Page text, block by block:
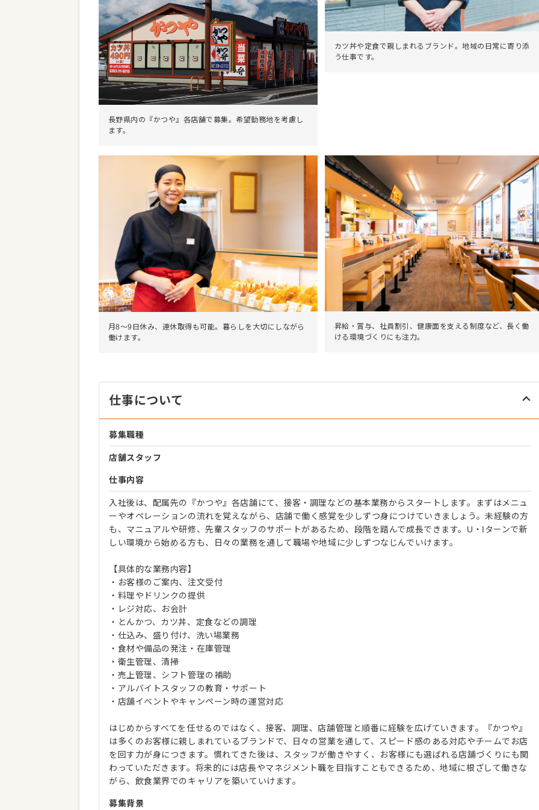
長野県内の『かつや』各店舗で募集。希望勤務地を考慮し
ます。
カツ丼や定食で親しまれるブランド。地域の日常に寄り添
う仕事です。
月8～9日休み、連休取得も可能。暮らしを大切にしながら
働けます。
昇給・賞与、社員割引、健康面を支える制度など、長く働
ける環境づくりにも注力。
仕事について
募集職種
店舗スタッフ
仕事内容
入社後は、配属先の『かつや』各店舗にて、接客・調理などの基本業務からスタートします。まずはメニュ
ーやオペレーションの流れを覚えながら、店舗で働く感覚を少しずつ身につけていきましょう。未経験の方
も、マニュアルや研修、先輩スタッフのサポートがあるため、段階を踏んで成長できます。U・Iターンで新
しい環境から始める方も、日々の業務を通して職場や地域に少しずつなじんでいけます。
【具体的な業務内容】
・お客様のご案内、注文受付
・料理やドリンクの提供
・レジ対応、お会計
・とんかつ、カツ丼、定食などの調理
・仕込み、盛り付け、洗い場業務
・食材や備品の発注・在庫管理
・衛生管理、清掃
・売上管理、シフト管理の補助
・アルバイトスタッフの教育・サポート
・店舗イベントやキャンペーン時の運営対応
はじめからすべてを任せるのではなく、接客、調理、店舗管理と順番に経験を広げていきます。『かつや』
は多くのお客様に親しまれているブランドで、日々の営業を通して、スピード感のある対応やチームでお店
を回す力が身につきます。慣れてきた後は、スタッフが働きやすく、お客様にも選ばれる店舗づくりにも関
わっていただきます。将来的には店長やマネジメント職を目指すこともできるため、地域に根ざして働きな
がら、飲食業界でのキャリアを築いていけます。
募集背景